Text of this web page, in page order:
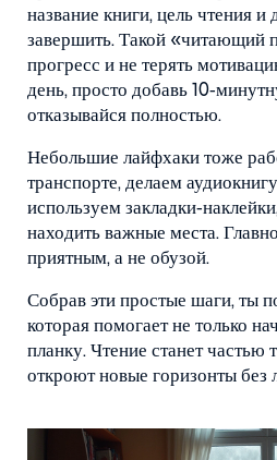
название книги, цель чтения и
завершить. Такой «читающий
прогресс и не терять
день, просто добавь
отказывайся полностью.
Небольшие лайфхаки тоже
транспорте, делаем
используем
находить важные места.
приятным, а не обузой.
Собрав эти простые шаги, ты
которая помогает не только
планку. Чтение станет частью
откроют новые горизонты без